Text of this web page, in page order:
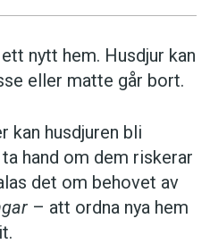
nytt hem. Husdjur kan
eller matte går bort.
kan husdjuren bli
hand om dem riskerar
det om behovet av
– att ordna nya hem